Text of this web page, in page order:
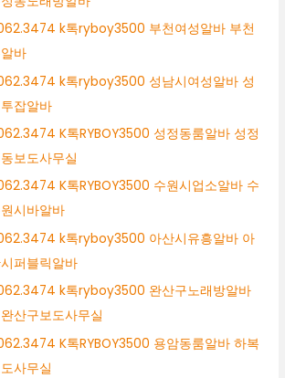
k톡ryboy3500 부천여성알바 부천
바
k톡ryboy3500 성남시여성알바 성
잡알바
K톡RYBOY3500 성정동룸알바 성정
보도사무실
K톡RYBOY3500 수원시업소알바 수
시바알바
k톡ryboy3500 아산시유흥알바 아
퍼블릭알바
k톡ryboy3500 완산구노래방알바
산구보도사무실
K톡RYBOY3500 용암동룸알바 하복
사무실